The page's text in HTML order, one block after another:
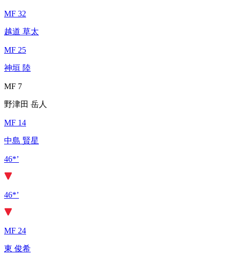
MF 32
越道 草太
MF 25
神垣 陸
MF 7
野津田 岳人
MF 14
中島 賢星
46*’
46*’
MF 24
東 俊希